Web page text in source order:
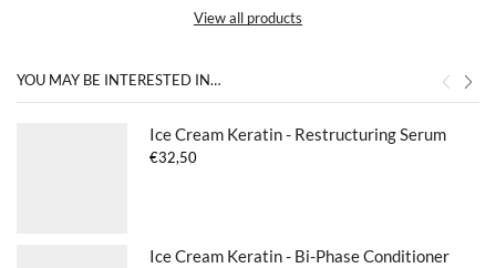
View all products
YOU MAY BE INTERESTED IN…
Ice Cream Keratin - Restructuring Serum
€32,50
Ice Cream Keratin - Bi-Phase Conditioner